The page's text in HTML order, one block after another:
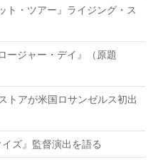
ト・ツアー』ライジング・ス
ージャー・デイ』（原題
トアが米国ロサンゼルス初出
ズ』監督演出を語る